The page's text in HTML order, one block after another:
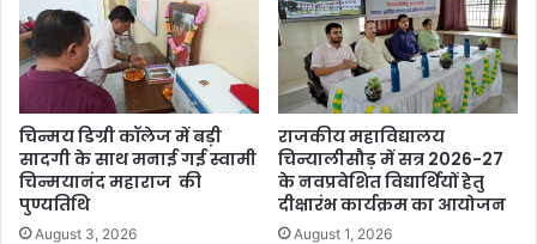
चिन्मय डिग्री कॉलेज में बड़ी
सादगी के साथ मनाई गई स्वामी
चिन्मयानंद महाराज की
पुण्यतिथि
August 3, 2026
राजकीय महाविद्यालय
चिन्यालीसौड़ में सत्र 2026-27
के नवप्रवेशित विद्यार्थियों हेतु
दीक्षारंभ कार्यक्रम का आयोजन
August 1, 2026